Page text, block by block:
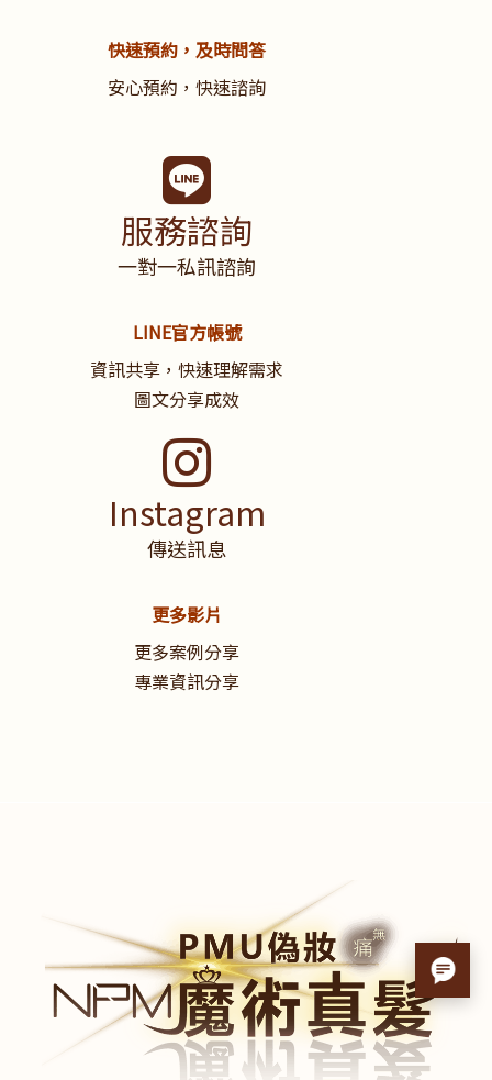
快速預約，及時問答
安心預約，快速諮詢
服務諮詢
一對一私訊諮詢
LINE官方帳號
資訊共享，快速理解需求
圖文分享成效
Instagram
傳送訊息
更多影片
更多案例分享
專業資訊分享